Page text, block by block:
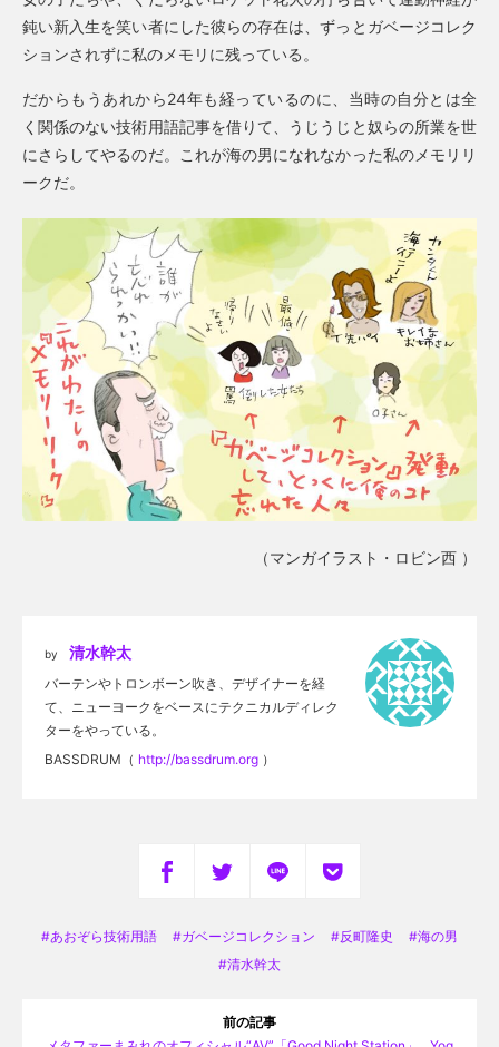
鈍い新入生を笑い者にした彼らの存在は、ずっとガベージコレク
ションされずに私のメモリに残っている。
だからもうあれから24年も経っているのに、当時の自分とは全
く関係のない技術用語記事を借りて、うじうじと奴らの所業を世
にさらしてやるのだ。これが海の男になれなかった私のメモリリ
ークだ。
（マンガイラスト・ロビン西 ）
by 清水幹太
バーテンやトロンボーン吹き、デザイナーを経
て、ニューヨークをベースにテクニカルディレク
ターをやっている。
BASSDRUM（ http://bassdrum.org ）
あおぞら技術用語 ガベージコレクション 反町隆史
海の男
清水幹太
前の記事